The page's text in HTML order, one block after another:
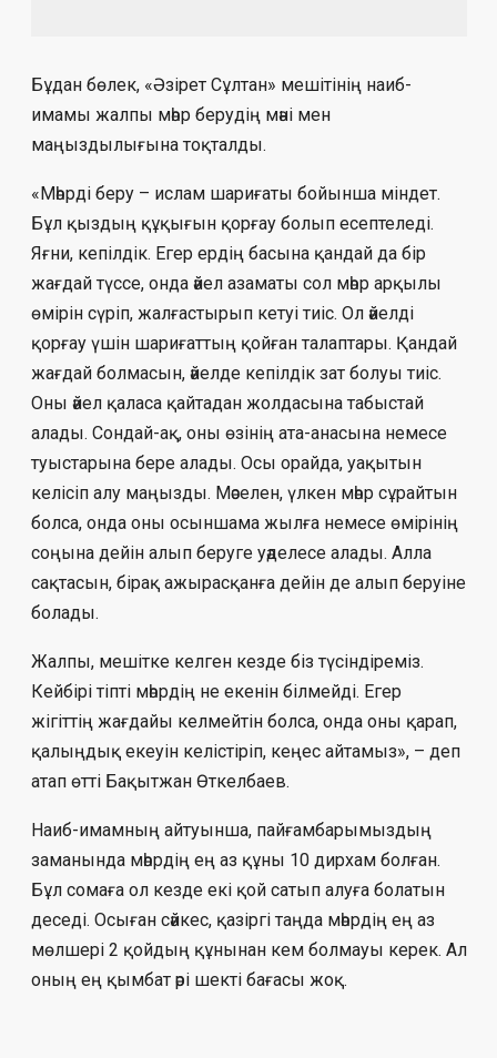
Бұдан бөлек, «Әзірет Сұлтан» мешітінің наиб-
имамы жалпы мәһр берудің мәні мен
маңыздылығына тоқталды.
«Мәһрді беру – ислам шариғаты бойынша міндет.
Бұл қыздың құқығын қорғау болып есептеледі.
Яғни, кепілдік. Егер ердің басына қандай да бір
жағдай түссе, онда әйел азаматы сол мәһр арқылы
өмірін сүріп, жалғастырып кетуі тиіс. Ол әйелді
қорғау үшін шариғаттың қойған талаптары. Қандай
жағдай болмасын, әйелде кепілдік зат болуы тиіс.
Оны әйел қаласа қайтадан жолдасына табыстай
алады. Сондай-ақ, оны өзінің ата-анасына немесе
туыстарына бере алады. Осы орайда, уақытын
келісіп алу маңызды. Мәселен, үлкен мәһр сұрайтын
болса, онда оны осыншама жылға немесе өмірінің
соңына дейін алып беруге уәделесе алады. Алла
сақтасын, бірақ ажырасқанға дейін де алып беруіне
болады.
Жалпы, мешітке келген кезде біз түсіндіреміз.
Кейбірі тіпті мәһрдің не екенін білмейді. Егер
жігіттің жағдайы келмейтін болса, онда оны қарап,
қалыңдық екеуін келістіріп, кеңес айтамыз», – деп
атап өтті Бақытжан Өткелбаев.
Наиб-имамның айтуынша, пайғамбарымыздың
заманында мәһрдің ең аз құны 10 дирхам болған.
Бұл сомаға ол кезде екі қой сатып алуға болатын
деседі. Осыған сәйкес, қазіргі таңда мәһрдің ең аз
мөлшері 2 қойдың құнынан кем болмауы керек. Ал
оның ең қымбат әрі шекті бағасы жоқ.